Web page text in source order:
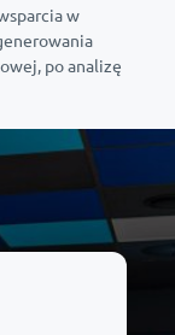
w
po analizę